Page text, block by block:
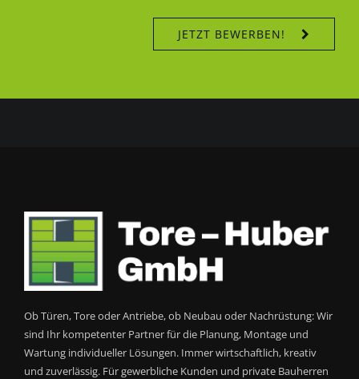
JETZT BEWERBEN!
Ob Türen, Tore oder Antriebe, ob Neubau oder Nachrüstung: Wir
sind Ihr kompetenter Partner für die Planung, Montage und
Wartung individueller Lösungen. Immer wirtschaftlich, kreativ
und zuverlässig. Für gewerbliche Kunden und private Bauherren